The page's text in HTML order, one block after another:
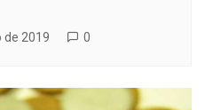
de 2019 0